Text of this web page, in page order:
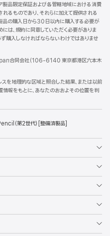
品限定保証および各管轄地域における消費
るものであり、それらに加えて提供される
の購入日から30日以内に購入する必要が
は、規約に同意していただく必要がありま
ず購入しなければならないわけではありませ
合同会社（106-6140 東京都港区六本木
を地理的な区域と照合した結果、または以前
報をもとに、あなたのおおよその位置を判
（第2世代）[整備済製品]